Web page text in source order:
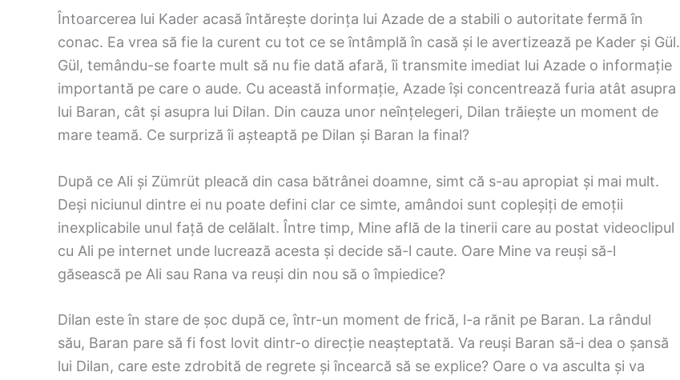
Întoarcerea lui Kader acasă întărește dorința lui Azade de a stabili o autoritate fermă în
conac. Ea vrea să fie la curent cu tot ce se întâmplă în casă și le avertizează pe Kader și Gül.
Gül, temându-se foarte mult să nu fie dată afară, îi transmite imediat lui Azade o informație
importantă pe care o aude. Cu această informație, Azade își concentrează furia atât asupra
lui Baran, cât și asupra lui Dilan. Din cauza unor neînțelegeri, Dilan trăiește un moment de
mare teamă. Ce surpriză îi așteaptă pe Dilan și Baran la final?
După ce Ali și Zümrüt pleacă din casa bătrânei doamne, simt că s-au apropiat și mai mult.
Deși niciunul dintre ei nu poate defini clar ce simte, amândoi sunt copleșiți de emoții
inexplicabile unul față de celălalt. Între timp, Mine află de la tinerii care au postat videoclipul
cu Ali pe internet unde lucrează acesta și decide să-l caute. Oare Mine va reuși să-l
găsească pe Ali sau Rana va reuși din nou să o împiedice?
Dilan este în stare de șoc după ce, într-un moment de frică, l-a rănit pe Baran. La rândul
său, Baran pare să fi fost lovit dintr-o direcție neașteptată. Va reuși Baran să-i dea o șansă
lui Dilan, care este zdrobită de regrete și încearcă să se explice? Oare o va asculta și va